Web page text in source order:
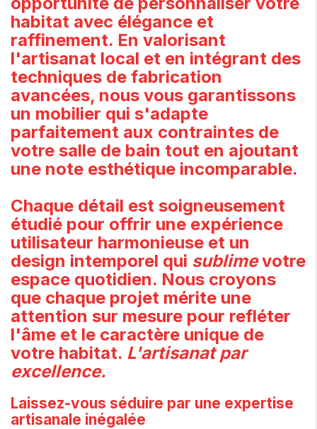
habitat avec élégance et
raffinement. En valorisant
l'artisanat local et en intégrant des
techniques de fabrication
avancées, nous vous garantissons
un mobilier qui s'adapte
parfaitement aux contraintes de
votre salle de bain tout en ajoutant
une note esthétique incomparable.
Chaque détail est soigneusement
étudié pour offrir une expérience
utilisateur harmonieuse et un
design intemporel qui sublimevotre
espace quotidien. Nous croyons
que chaque projet mérite une
attention sur mesure pour refléter
l'âme et le caractère unique de
votre habitat. L'artisanat par
excellence.
Laissez-vous séduire par une expertise
artisanale inégalée